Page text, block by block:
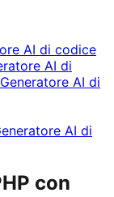
AI di codice
AI di
Generatore AI di
AI di
con